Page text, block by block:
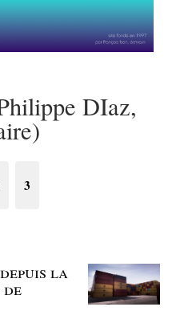
DIaz,
3
la